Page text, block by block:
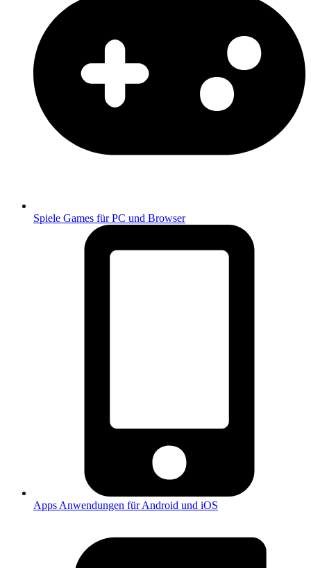
Spiele Games für PC und Browser
Apps Anwendungen für Android und iOS